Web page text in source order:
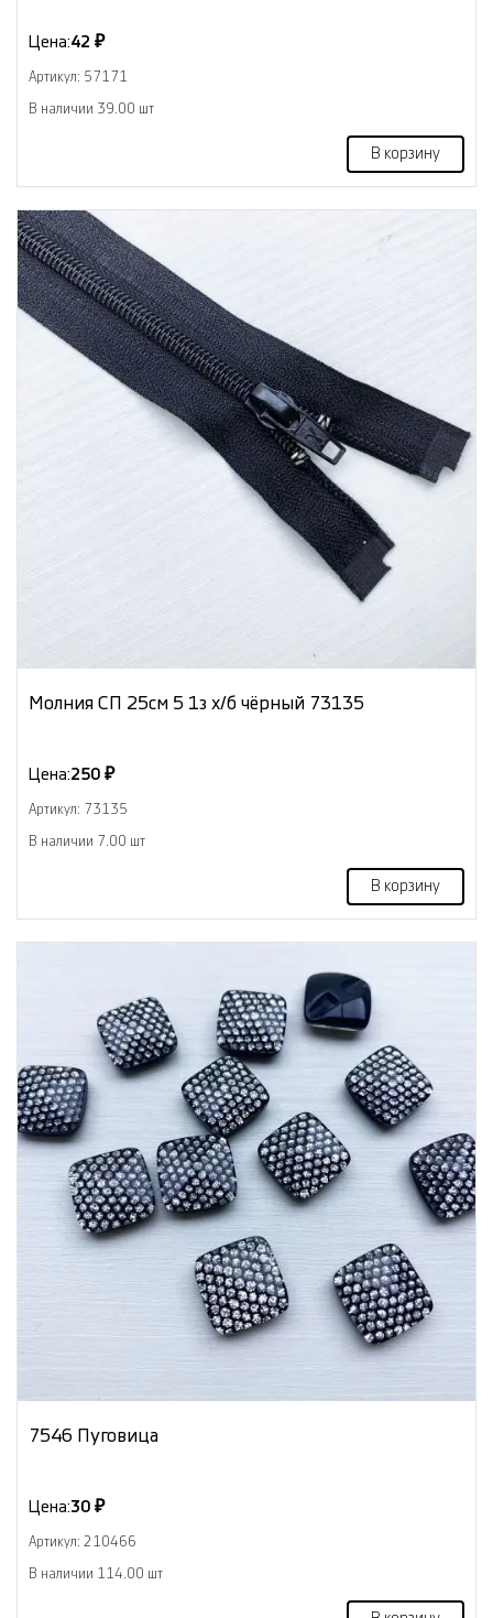
Цена:42 ₽
Артикул: 57171
В наличии 39.00 шт
В корзину
Молния СП 25см 5 1з х/б чёрный 73135
Цена:250 ₽
Артикул: 73135
В наличии 7.00 шт
В корзину
7546 Пуговица
Цена:30 ₽
Артикул: 210466
В наличии 114.00 шт